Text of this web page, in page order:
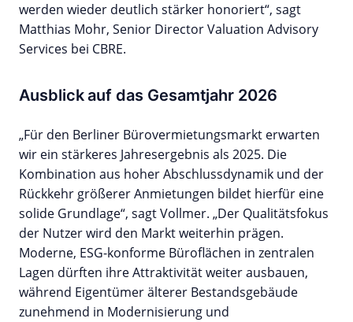
werden wieder deutlich stärker honoriert“, sagt
Matthias Mohr, Senior Director Valuation Advisory
Services bei CBRE.
Ausblick auf das Gesamtjahr 2026
„Für den Berliner Bürovermietungsmarkt erwarten
wir ein stärkeres Jahresergebnis als 2025. Die
Kombination aus hoher Abschlussdynamik und der
Rückkehr größerer Anmietungen bildet hierfür eine
solide Grundlage“, sagt Vollmer. „Der Qualitätsfokus
der Nutzer wird den Markt weiterhin prägen.
Moderne, ESG-konforme Büroflächen in zentralen
Lagen dürften ihre Attraktivität weiter ausbauen,
während Eigentümer älterer Bestandsgebäude
zunehmend in Modernisierung und